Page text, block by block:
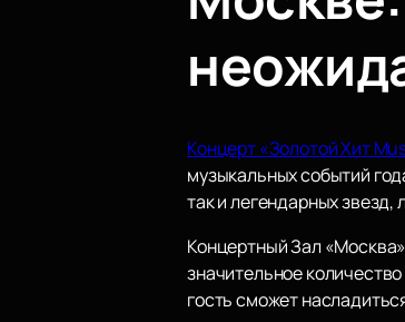
Концерт «Золотой Хит
музыкальных событий
так и легендарных
Концертный Зал
значительное
гость сможет